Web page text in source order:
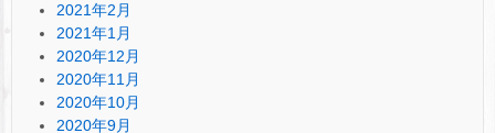
2021年2月
2021年1月
2020年12月
2020年11月
2020年10月
2020年9月